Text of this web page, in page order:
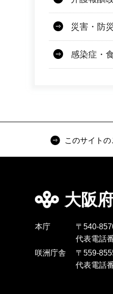
災害・防
感染症・
このサイト
大阪
本庁
〒540-
代表電話
咲洲庁舎
〒559-
代表電話